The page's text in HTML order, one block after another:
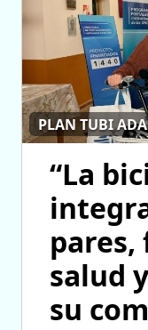
PLAN TUBI
“La
salud
su